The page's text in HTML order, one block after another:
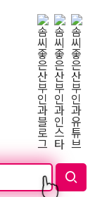
👆
수술프로그램줄기세포